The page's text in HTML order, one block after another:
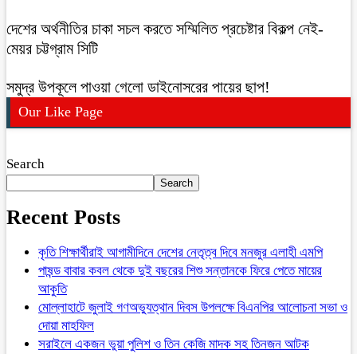
দেশের অর্থনীতির চাকা সচল করতে সম্মিলিত প্রচেষ্টার বিকল্প নেই-
মেয়র চট্টগ্রাম সিটি
সমুদ্র উপকূলে পাওয়া গেলো ডাইনোসরের পায়ের ছাপ!
Our Like Page
Search
Search
Recent Posts
কৃতি শিক্ষার্থীরাই আগামীদিনে দেশের নেতৃত্ব দিবে মনজুর এলাহী এমপি
পাষন্ড বাবার কবল থেকে দুই বছরের শিশু সন্তানকে ফিরে পেতে মায়ের
আকুতি
মোল্লাহাটে জুলাই গণঅভ্যুত্থান দিবস উপলক্ষে বিএনপির আলোচনা সভা ও
দোয়া মাহফিল
সরাইলে একজন ভুয়া পুলিশ ও তিন কেজি মাদক সহ তিনজন আটক